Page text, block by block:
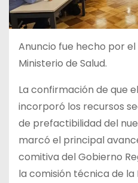
Anuncio fue hecho por
Ministerio de Salud.
La confirmación de que
incorporó los recursos
de prefactibilidad del
marcó el principal
comitiva del Gobierno
la comisión técnica de la